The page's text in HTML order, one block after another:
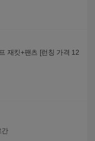
재킷+팬츠 [런칭 가격 12
간